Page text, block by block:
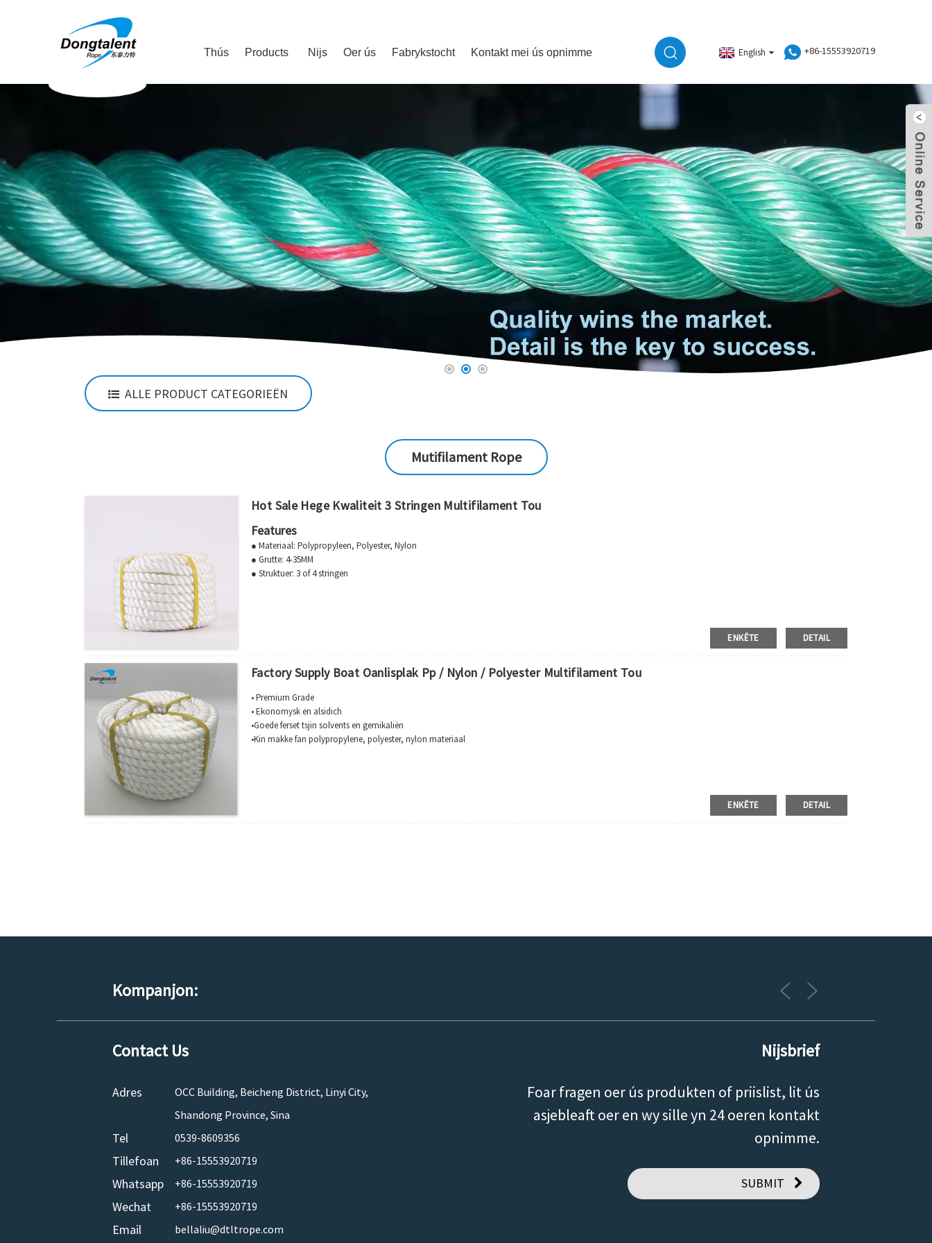
Thús Products Nijs Oer ús Fabrykstocht Kontakt mei ús opnimme English +86-15553920719
ALLE PRODUCT CATEGORIEËN
Mutifilament Rope
Hot Sale Hege Kwaliteit 3 ​​stringen Multifilament Tou
Features
● Materiaal: Polypropyleen, Polyester, Nylon
● Grutte: 4-35MM
● Struktuer: 3 of 4 stringen
ENKÊTE DETAIL
Factory Supply Boat Oanlisplak Pp / Nylon / Polyester Multifilament Tou
• Premium Grade
• Ekonomysk en alsidich
•Goede ferset tsjin solvents en gemikaliën
•Kin makke fan polypropylene, polyester, nylon materiaal
ENKÊTE DETAIL
Kompanjon:
Contact Us
Adres
OCC Building, Beicheng District, Linyi City,
Shandong Province, Sina
Tel 0539-8609356
Tillefoan +86-15553920719
Whatsapp +86-15553920719
Wechat +86-15553920719
Email bellaliu@dtltrope.com
Nijsbrief
Foar fragen oer ús produkten of priislist, lit ús
asjebleaft oer en wy sille yn 24 oeren kontakt
opnimme.
SUBMIT